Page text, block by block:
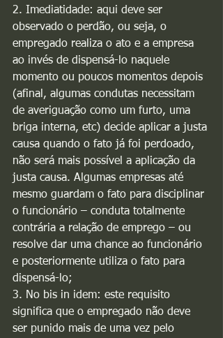
2. Imediatidade: aqui deve ser
observado o perdão, ou seja, o
empregado realiza o ato e a empresa
ao invés de dispensá-lo naquele
momento ou poucos momentos depois
(afinal, algumas condutas necessitam
de averiguação como um furto, uma
briga interna, etc) decide aplicar a justa
causa quando o fato já foi perdoado,
não será mais possível a aplicação da
justa causa. Algumas empresas até
mesmo guardam o fato para disciplinar
o funcionário – conduta totalmente
contrária a relação de emprego – ou
resolve dar uma chance ao funcionário
e posteriormente utiliza o fato para
dispensá-lo;
3. No bis in idem: este requisito
significa que o empregado não deve
ser punido mais de uma vez pelo